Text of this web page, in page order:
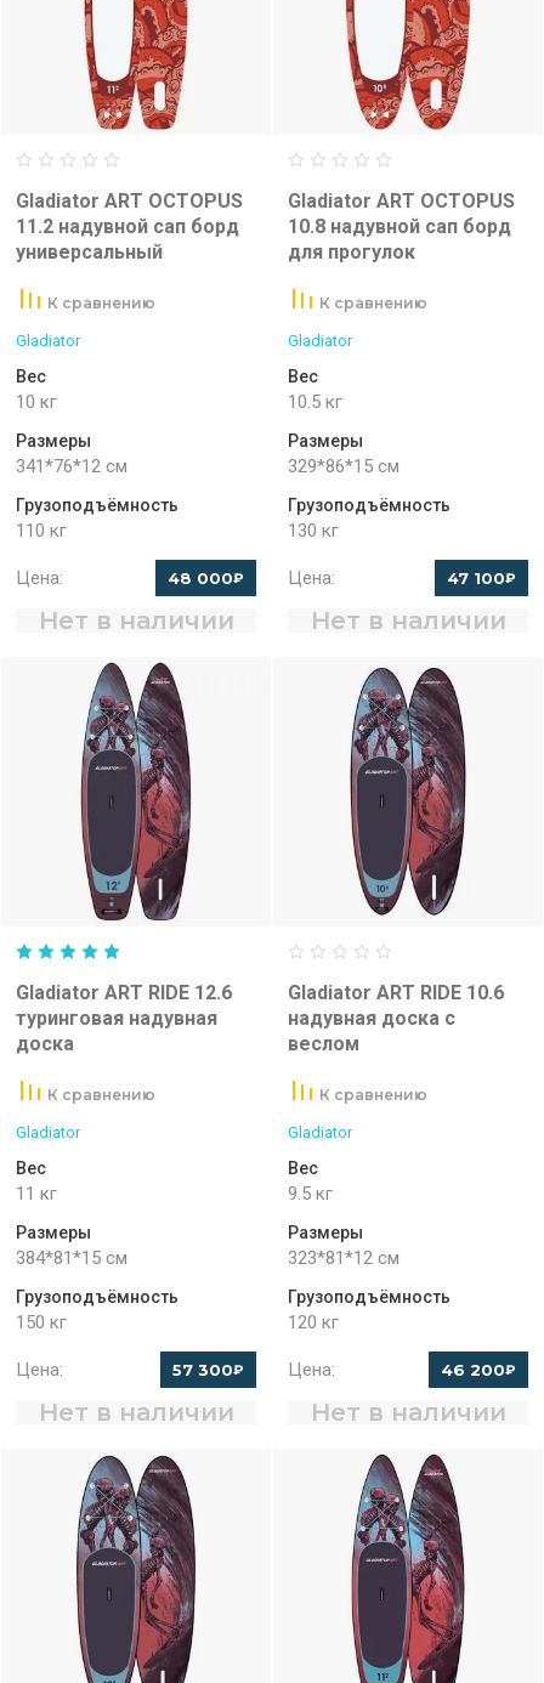
Gladiator ART OCTOPUS
11.2 надувной сап борд
универсальный
К сравнению
Gladiator
Вес
10 кг
Размеры
341*76*12 см
Грузоподъёмность
110 кг
Цена: 48 000₽
Нет в наличии
Gladiator ART OCTOPUS
10.8 надувной сап борд
для прогулок
К сравнению
Gladiator
Вес
10.5 кг
Размеры
329*86*15 см
Грузоподъёмность
130 кг
Цена: 47 100₽
Нет в наличии
Gladiator ART RIDE 12.6
туринговая надувная
доска
К сравнению
Gladiator
Вес
11 кг
Размеры
384*81*15 см
Грузоподъёмность
150 кг
Цена: 57 300₽
Нет в наличии
Gladiator ART RIDE 10.6
надувная доска с
веслом
К сравнению
Gladiator
Вес
9.5 кг
Размеры
323*81*12 см
Грузоподъёмность
120 кг
Цена: 46 200₽
Нет в наличии